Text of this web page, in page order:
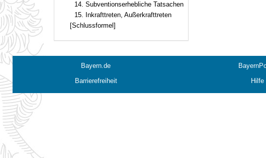
14. Subventionserhebliche Tatsachen
15. Inkrafttreten, Außerkrafttreten
[Schlussformel]
Bayern.de
Barrierefreiheit
Hilfe